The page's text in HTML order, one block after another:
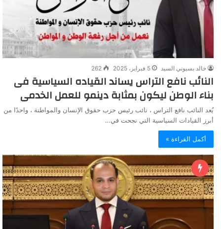
خالد بسيوني السيد 5 فبراير، 2025 262
النائب نافع التراس يساند القياده السياسية فى
بناء الوطن ليكون بمثابة دينمو للعمل الخدمى
يُعد النائب نافع التراس ، نائب رئيس حزب حقوق الإنسان والمواطنة ، واحدًا من
أبرز القيادات السياسية التي نجحت في…
أكمل القراءة »